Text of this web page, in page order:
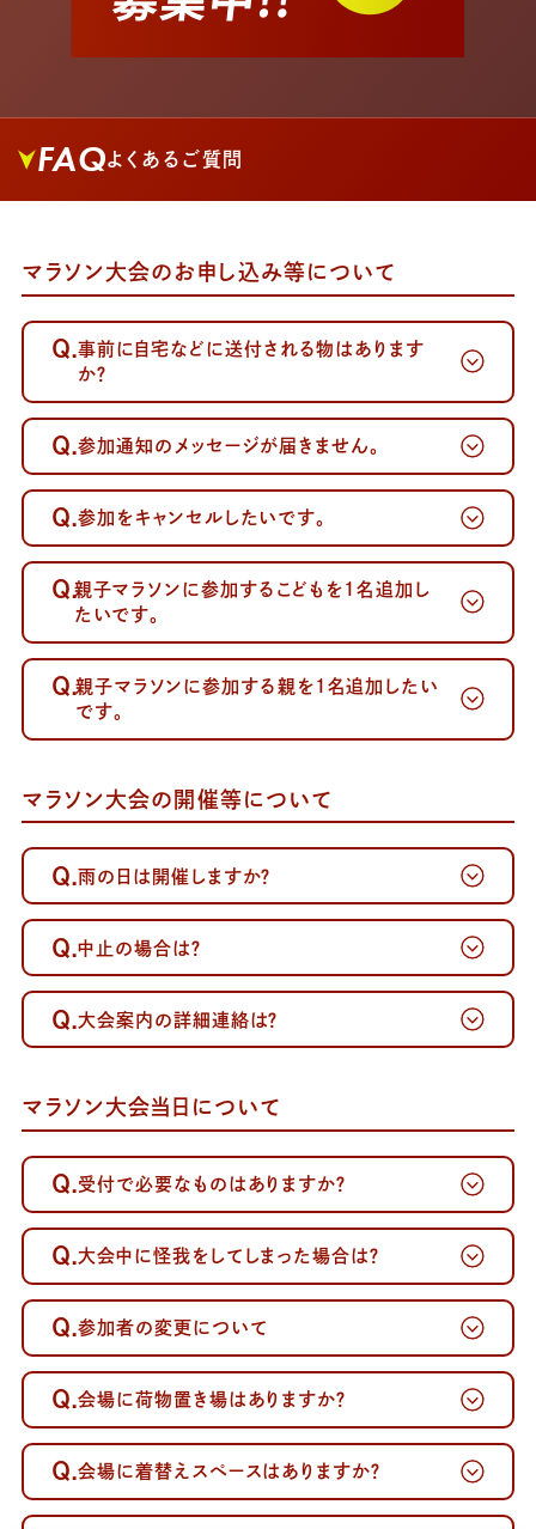
FAQよくあるご質問
マラソン大会のお申し込み等について
Q.事前に自宅などに送付される物はあります
か？
Q.参加通知のメッセージが届きません。
が届かない方へ～
Q.参加をキャンセルしたいです。
Q.親子マラソンに参加するこどもを1名追加し
たいです。
Q.親子マラソンに参加する親を1名追加したい
です。
マラソン大会の開催等について
Q.雨の日は開催しますか？
Q.中止の場合は？
Q.大会案内の詳細連絡は？
マラソン大会当日について
Q.受付で必要なものはありますか？
Q.大会中に怪我をしてしまった場合は？
Q.参加者の変更について
Q.会場に荷物置き場はありますか？
Q.会場に着替えスペースはありますか？